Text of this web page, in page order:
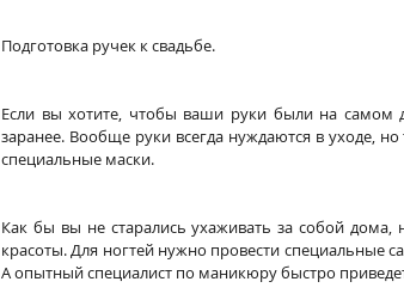
Подготовка ручек к свадьбе.
Если вы хотите, чтобы ваши руки были на самом
заранее. Вообще руки всегда нуждаются в уходе,
специальные маски.
Как бы вы не старались ухаживать за собой дома,
красоты. Для ногтей нужно провести специальные
А опытный специалист по маникюру быстро